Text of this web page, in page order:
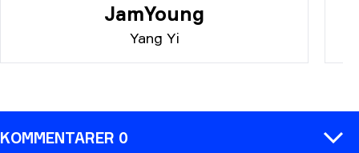
JamYoung
Yang Yi
KOMMENTARER 0